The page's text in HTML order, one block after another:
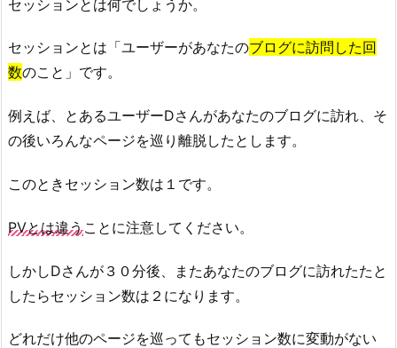
セッションとは何でしょうか。
セッションとは「ユーザーがあなたのブログに訪問した回
数のこと」です。
例えば、とあるユーザーDさんがあなたのブログに訪れ、そ
の後いろんなページを巡り離脱したとします。
このときセッション数は１です。
PVとは違うことに注意してください。
しかしDさんが３０分後、またあなたのブログに訪れたたと
したらセッション数は２になります。
どれだけ他のページを巡ってもセッション数に変動がない